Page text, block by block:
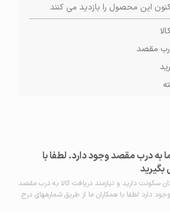
این محصول را بازدید می کنند
مقصد
به درب مقصد وجود دارد. لطفا با
سکونت دارید و نیازمند دریافت کالا به درب مقصد
دارد لطفا با همکاران ما از طریق شمارههای درج